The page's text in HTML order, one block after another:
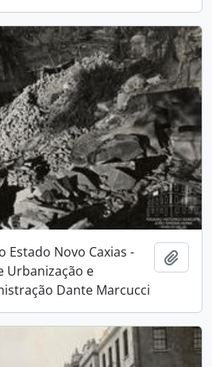
Estado Novo Caxias -
Urbanização e
Dante Marcucci